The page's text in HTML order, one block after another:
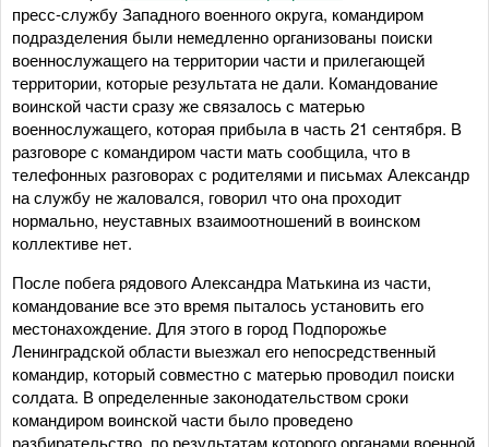
пресс-службу Западного военного округа, командиром
подразделения были немедленно организованы поиски
военнослужащего на территории части и прилегающей
территории, которые результата не дали. Командование
воинской части сразу же связалось с матерью
военнослужащего, которая прибыла в часть 21 сентября. В
разговоре с командиром части мать сообщила, что в
телефонных разговорах с родителями и письмах Александр
на службу не жаловался, говорил что она проходит
нормально, неуставных взаимоотношений в воинском
коллективе нет.
После побега рядового Александра Матькина из части,
командование все это время пыталось установить его
местонахождение. Для этого в город Подпорожье
Ленинградской области выезжал его непосредственный
командир, который совместно с матерью проводил поиски
солдата. В определенные законодательством сроки
командиром воинской части было проведено
разбирательство, по результатам которого органами военной